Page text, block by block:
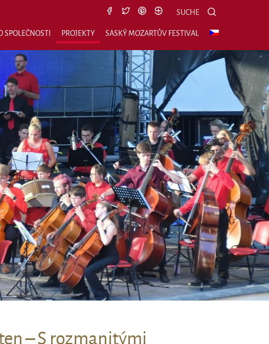
SUCHE
SPOLEČNOSTI PROJEKTY SASKÝ MOZARTŮV FESTIVAL
– S rozmanitými